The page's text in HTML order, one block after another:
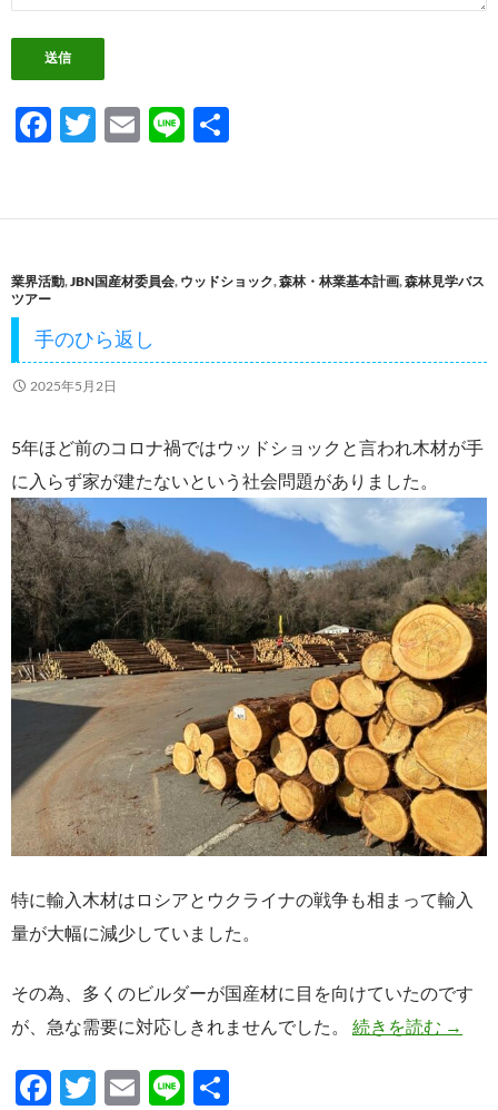
F
b
o
o
k
T
er
E
Li
業界活動,JBN国産材委員会, ウッドショック,森林・林業基本計画,森林見学バス
ツアー
手のひら返し
2025年5月2日
5年ほど前のコロナ禍ではウッドショックと言われ木材が手
に入らず家が建たないという社会問題がありました。
特に輸入木材はロシアとウクライナの戦争も相まって輸入
量が大幅に減少していました。
その為、多くのビルダーが国産材に目を向けていたのです
が、急な需要に対応しきれませんでした。 続きを読む 手の
→
F
T
E
Li